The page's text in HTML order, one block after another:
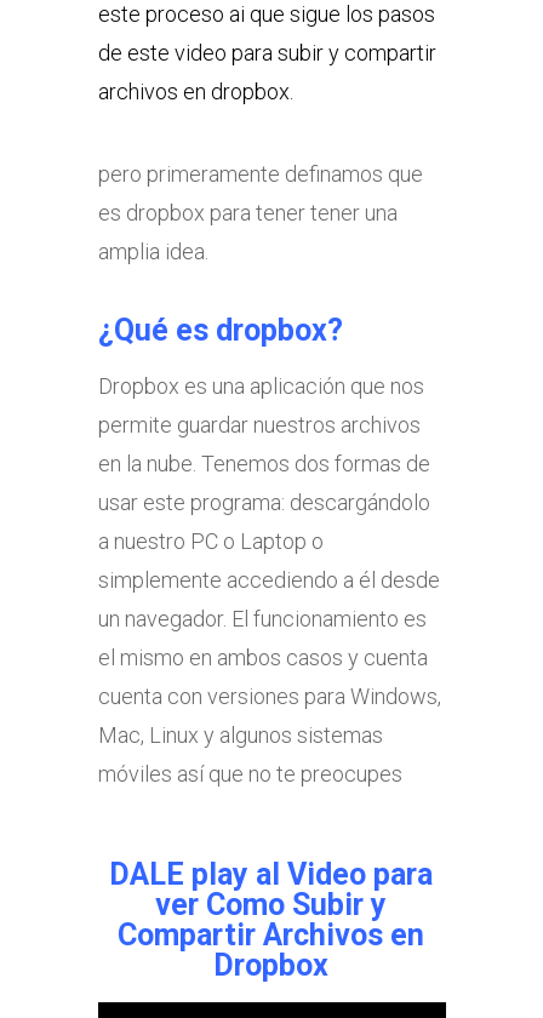
este proceso ai que sigue los pasos
de este video para subir y compartir
archivos en dropbox.
pero primeramente definamos que
es dropbox para tener tener una
amplia idea.
¿Qué es dropbox?
Dropbox es una aplicación que nos
permite guardar nuestros archivos
en la nube. Tenemos dos formas de
usar este programa: descargándolo
a nuestro PC o Laptop o
simplemente accediendo a él desde
un navegador. El funcionamiento es
el mismo en ambos casos y cuenta
cuenta con versiones para Windows,
Mac, Linux y algunos sistemas
móviles así que no te preocupes
DALE play al Video para
ver Como Subir y
Compartir Archivos en
Dropbox